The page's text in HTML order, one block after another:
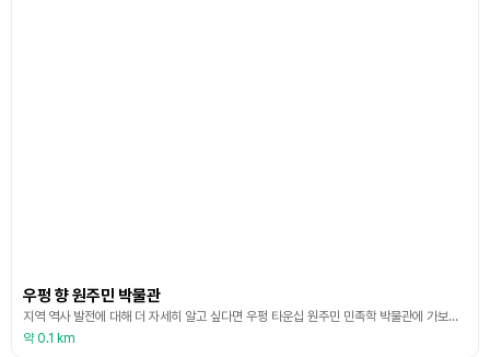
우펑 향 원주민 박물관
지역 역사 발전에 대해 더 자세히 알고 싶다면 우펑 타운십 원주민 민족학 박물관에 가보세요. 복제된 일본식 건물이 아름답습니다. 이전에 장쉐량(Zhang Xueliang) 원수가 투옥되었을 당시 거주했던 이곳은 현재 타이얄(Atayal)과 사이시야트(Saisiyat) 부족의 전통 생활 필수품, 의복, 악기 및 건축 양식을 전시하는 장소로 방문객들이 원주민 조상의 생활 방식을 이해할 수 있도록 유도하고 있습니다. 원주민 민족 박물관을 방문하면 전시판의 정
약 0.1 km